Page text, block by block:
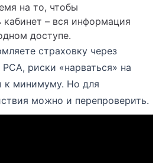
на то, чтобы
кабинет – вся информация
доступе.
страховку через
риски «нарваться» на
к минимуму. Но для
можно и перепроверить.